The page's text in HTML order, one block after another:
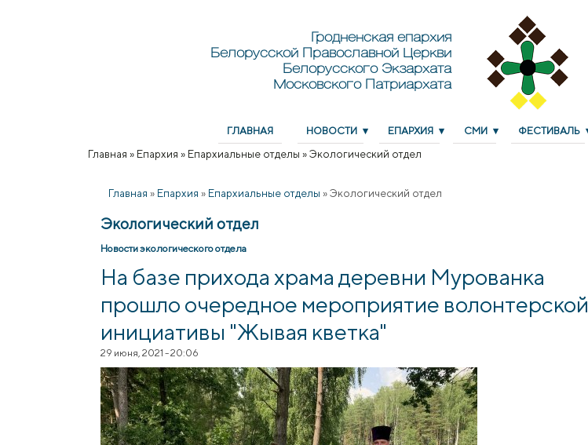
Гродненская епархия
Белорусской Православной Церкви
Белорусского Экзархата
Московского Патриархата
ГЛАВНАЯ НОВОСТИ ЕПАРХИЯ СМИ ФЕСТИВАЛЬ
Главная » Епархия » Епархиальные отделы »Экологический отдел
Главная » Епархия » Епархиальные отделы » Экологический отдел
Экологический отдел
Новости экологического отдела
На базе прихода храма деревни Мурованка
прошло очередное мероприятие волонтерской
инициативы "Жывая кветка"
29 июня, 2021 - 20:06